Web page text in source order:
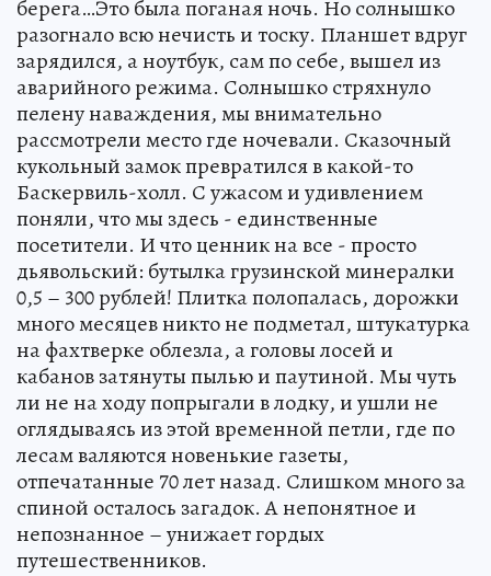
берега…Это была поганая ночь. Но солнышко
разогнало всю нечисть и тоску. Планшет вдруг
зарядился, а ноутбук, сам по себе, вышел из
аварийного режима. Солнышко стряхнуло
пелену наваждения, мы внимательно
рассмотрели место где ночевали. Сказочный
кукольный замок превратился в какой-то
Баскервиль-холл. С ужасом и удивлением
поняли, что мы здесь - единственные
посетители. И что ценник на все - просто
дьявольский: бутылка грузинской минералки
0,5 – 300 рублей! Плитка полопалась, дорожки
много месяцев никто не подметал, штукатурка
на фахтверке облезла, а головы лосей и
кабанов затянуты пылью и паутиной. Мы чуть
ли не на ходу попрыгали в лодку, и ушли не
оглядываясь из этой временной петли, где по
лесам валяются новенькие газеты,
отпечатанные 70 лет назад. Слишком много за
спиной осталось загадок. А непонятное и
непознанное – унижает гордых
путешественников.